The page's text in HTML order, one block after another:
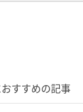
すすめの記事